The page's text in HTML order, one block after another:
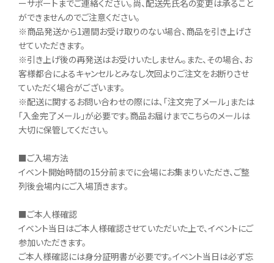
ーサポートまでご連絡ください。尚、配送先氏名の変更は承ること
ができませんのでご注意ください。
※商品発送から1週間お受け取りのない場合、商品を引き上げさ
せていただきます。
※引き上げ後の再発送はお受けいたしません。また、その場合､お
客様都合によるキャンセルとみなし次回よりご注文をお断りさせ
ていただく場合がございます。
※配送に関するお問い合わせの際には､「注文完了メール」または
「入金完了メール」が必要です。商品お届けまでこちらのメールは
大切に保管してください。
■ご入場方法
イベント開始時間の15分前までに会場にお集まりいただき、ご整
列後会場内にご入場頂きます。
■ご本人様確認
イベント当日はご本人様確認させていただいた上で、イベントにご
参加いただきます。
ご本人様確認には身分証明書が必要です。イベント当日は必ず忘